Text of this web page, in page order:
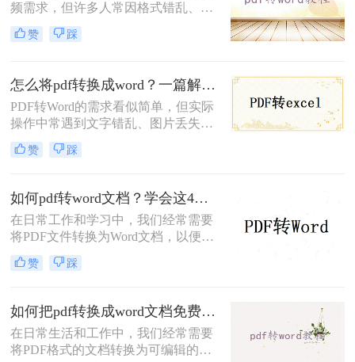
Word的高效方法。
频需求，但许多人常因格式错乱、图
片丢失、扫描件无法编辑等问题而头
疼。那么怎么把pdf转成word呢？本文
处理等复杂需求，并附赠提升转换质
量的独家技巧。
赞 踩
怎么将pdf转换成word？一篇解决所有痛点的终极指南！
PDF转Word的需求看似简单，但实际
操作中常遇到文字错乱、图片丢失、
表格变形等问题。那么怎么将pdf转换
成word呢？本文将从基础操作、专业
修复五大维度，提供一套零门槛到高
阶的完整解决方案，助你轻松应对各
类PDF转换难题。
赞 踩
如何pdf转word文档？学会这4个转换方法就够了！
在日常工作和学习中，我们经常需要
将PDF文件转换为Word文档，以便进
行编辑和修改。然而，不同方法的转
换效果和适用场景各不相同。那么如
常用的PDF转Word方法，帮助您根据
实际需求选择最合适的方式。
赞 踩
如何把pdf转换成word文档免费？这3种转换方法可以尝试！
在日常生活和工作中，我们经常需要
将PDF格式的文档转换为可编辑的